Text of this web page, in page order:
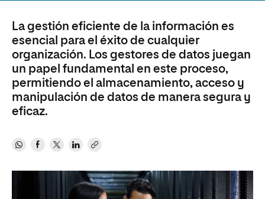
La gestión eficiente de la información es
esencial para el éxito de cualquier
organización. Los gestores de datos juegan
un papel fundamental en este proceso,
permitiendo el almacenamiento, acceso y
manipulación de datos de manera segura y
eficaz.